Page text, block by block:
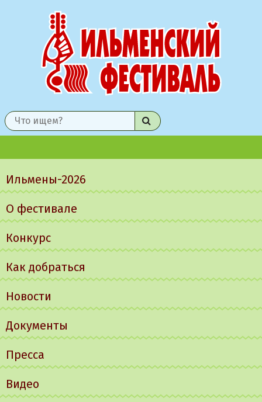
Найти
меню
Ильмены-2026
О фестивале
Конкурс
Как добраться
Новости
Документы
Пресса
Видео